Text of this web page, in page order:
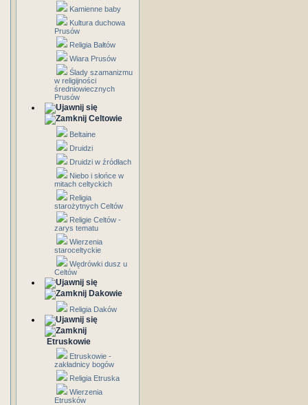
Kamienne baby
Kultura duchowa
Prusów
Religia Bałtów
Wiara Prusów
Ślady szamanizmu
w religijności
średniowiecznych
Prusów
Celtowie
Beltaine
Druidzi
Druidzi w źródłach
Niebo i słońce w
mitach celtyckich
Religia
starożytnych Celtów
Religie Celtów -
zarys tematu
Wierzenia
staroceltyckie
Wędrówki dusz u
Celtów
Dakowie
Religia Daków
Etruskowie
Etruskowie -
zakładnicy bogów
Religia Etruska
Wierzenia
Etrusków